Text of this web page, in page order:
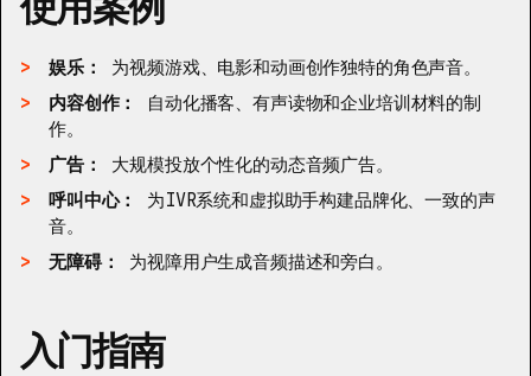
娱乐：
为视频游戏、电影和动画创作独特的角色声音。
内容创作：
自动化播客、有声读物和企业培训材料的制
作。
广告：
大规模投放个性化的动态音频广告。
呼叫中心：
为IVR系统和虚拟助手构建品牌化、一致的声
音。
无障碍：
为视障用户生成音频描述和旁白。
入门指南